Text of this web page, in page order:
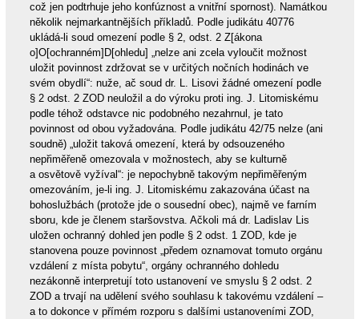
což jen podtrhuje jeho konfúznost a vnitřní spornost). Namátkou
několik nejmarkantnějších příkladů. Podle judikátu 40776
ukládá-li soud omezení podle § 2, odst. 2 Z[ákona
o]O[ochranném]D[ohledu] „nelze ani zcela vyloučit možnost
uložit povinnost zdržovat se v určitých nočních hodinách ve
svém obydlí“: nuže, ač soud dr. L. Lisovi žádné omezení podle
§ 2 odst. 2 ZOD neuložil a do výroku proti ing. J. Litomiskému
podle téhož odstavce nic podobného nezahrnul, je tato
povinnost od obou vyžadována. Podle judikátu 42/75 nelze (ani
soudně) „uložit taková omezení, která by odsouzeného
nepřiměřeně omezovala v možnostech, aby se kulturně
a osvětově vyžíval“: je nepochybně takovým nepřiměřeným
omezováním, je-li ing. J. Litomiskému zakazována účast na
bohoslužbách (protože jde o sousední obec), najmě ve farním
sboru, kde je členem staršovstva. Ačkoli má dr. Ladislav Lis
uložen ochranný dohled jen podle § 2 odst. 1 ZOD, kde je
stanovena pouze povinnost „předem oznamovat tomuto orgánu
vzdálení z místa pobytu“, orgány ochranného dohledu
nezákonně interpretují toto ustanovení ve smyslu § 2 odst. 2
ZOD a trvají na udělení svého souhlasu k takovému vzdálení –
a to dokonce v přímém rozporu s dalšími ustanoveními ZOD,